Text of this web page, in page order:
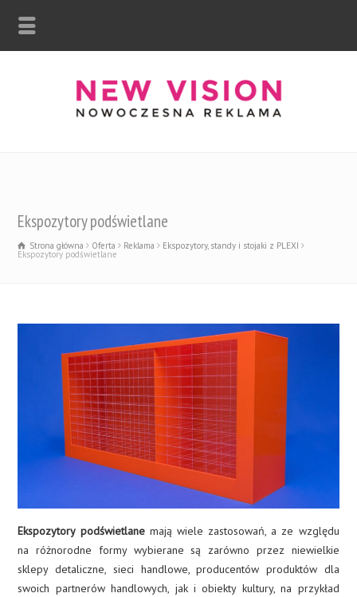
Ekspozytory podświetlane
Strona główna Oferta Reklama Ekspozytory, standy i stojaki z PLEXI
Ekspozytory podświetlane
Ekspozytory podświetlanemają wiele zastosowań, a ze względu
na różnorodne formy wybierane są zarówno przez niewielkie
sklepy detaliczne, sieci handlowe, producentów produktów dla
swoich partnerów handlowych, jak i obiekty kultury, na przykład